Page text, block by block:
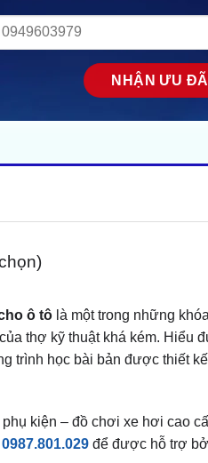
ô tôlà một trong những
thợ kỹ thuật khá kém. Hiểu
trình học bài bản được thiết
kiện – đồ chơi xe hơi cao
0987.801.029để được hỗ trợ